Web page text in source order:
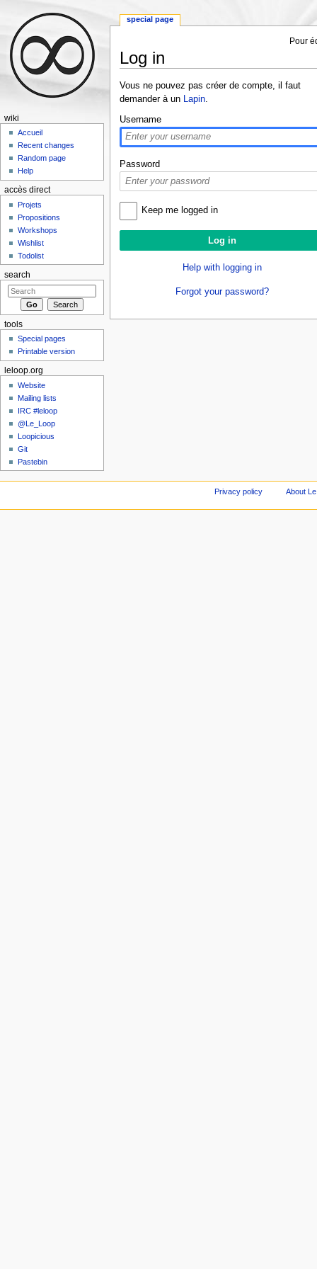
Pour
Log in
Vous ne pouvez pas créer de compte, il faut
demander à un Lapin.
Username
Password
Keep me logged in
Help with logging in
Forgot your password?
special page
wiki
Accueil
Recent changes
Random page
Help
accès direct
Projets
Propositions
Workshops
Wishlist
Todolist
search
tools
Special pages
Printable version
leloop.org
Website
Mailing lists
IRC #leloop
@Le_Loop
Loopicious
Git
Pastebin
Privacy policy About